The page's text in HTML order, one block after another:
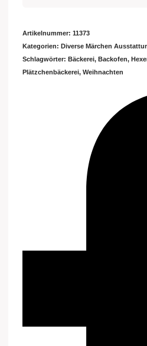
Artikelnummer: 11373
Kategorien: Diverse Märchen
Schlagwörter: Bäckerei, Backofen,
Plätzchenbäckerei, Weihnachten